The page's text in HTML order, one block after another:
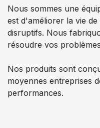
Nous sommes une
est d'améliorer la vie
disruptifs. Nous
résoudre vos
Nos produits sont
moyennes entreprises
performances.